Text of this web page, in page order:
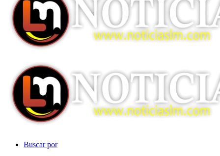
Buscar por